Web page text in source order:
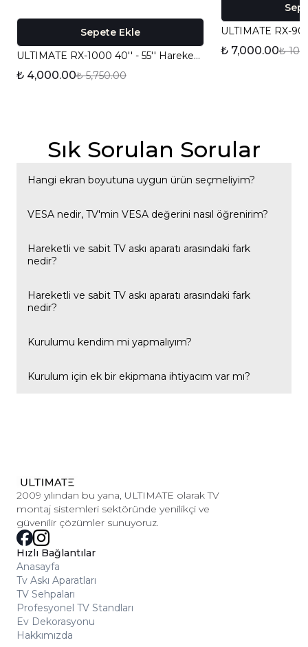
Sepete Ekle
ULTIMATE RX-1000 40'' - 55'' Hareketli TV Askı Aparatı
₺ 4,000.00₺ 5,750.00
₺ 7,000.00₺
Sık Sorulan Sorular
Hangi ekran boyutuna uygun ürün seçmeliyim?
Her modelimizin uyumlu olduğu ekran boyutu aralığı ve
ölçüsüne göre uygun modeli seçebilirsiniz.
VESA nedir, TV'min VESA değerini nasıl öğrenirim?
VESA, TV'nizin arkasındaki montaj deliklerinin standart
ölçüsünü ifade eder. Bu bilgiyi TV'nizin kullanım
Hareketli ve sabit TV askı aparatı arasındaki fark
nedir?
Hareketli modeller TV'nin açısını ve duvara olan mesafesini
ayarlamanıza imkân tanır; sabit modeller ise TV'yi duvara
Hareketli ve sabit TV askı aparatı arasındaki fark
nedir?
Hareketli modeller TV'nin açısını ve duvara olan mesafesini
sabit, tek bir konumda monte eder.
Kurulumu kendim mi yapmalıyım?
Çoğu modelimiz temel el aletleriyle kendi başınıza
Kurulum için ek bir ekipmana ihtiyacım var mı?
2009 yılından bu yana, ULTIMATE olarak TV
montaj sistemleri sektöründe yenilikçi ve
güvenilir çözümler sunuyoruz.
Hızlı Bağlantılar
Anasayfa
Tv Askı Aparatları
TV Sehpaları
Profesyonel TV Standları
Ev Dekorasyonu
Hakkımızda